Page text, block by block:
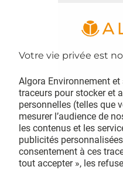
Algora Environnement
traceurs pour stocker et
personnelles (telles que
mesurer l’audience de
les contenus et les
publicités
consentement à ces
tout accepter », les
et